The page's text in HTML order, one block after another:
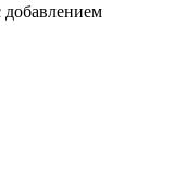
добавлением